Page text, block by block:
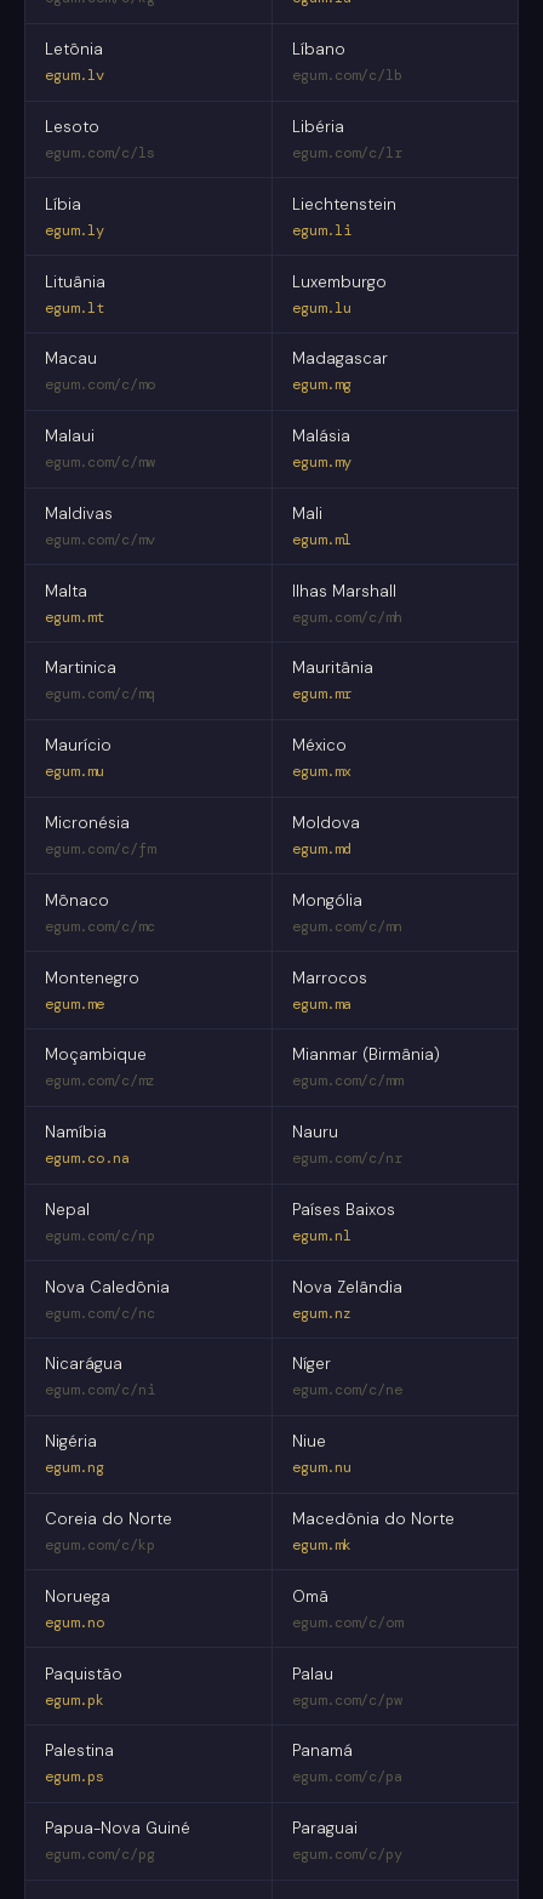
Letônia
egum.lv
Líbano
egum.com/c/lb
Lesoto
egum.com/c/ls
Libéria
egum.com/c/lr
Líbia
egum.ly
Liechtenstein
egum.li
Lituânia
egum.lt
Luxemburgo
egum.lu
Macau
egum.com/c/mo
Madagascar
egum.mg
Malaui
egum.com/c/mw
Malásia
egum.my
Maldivas
egum.com/c/mv
Mali
egum.ml
Malta
egum.mt
Ilhas Marshall
egum.com/c/mh
Martinica
egum.com/c/mq
Mauritânia
egum.mr
Maurício
egum.mu
México
egum.mx
Micronésia
egum.com/c/fm
Moldova
egum.md
Mônaco
egum.com/c/mc
Mongólia
egum.com/c/mn
Montenegro
egum.me
Marrocos
egum.ma
Moçambique
egum.com/c/mz
Mianmar (Birmânia)
egum.com/c/mm
Namíbia
egum.co.na
Nauru
egum.com/c/nr
Nepal
egum.com/c/np
Países Baixos
egum.nl
Nova Caledônia
egum.com/c/nc
Nova Zelândia
egum.nz
Nicarágua
egum.com/c/ni
Níger
egum.com/c/ne
Nigéria
egum.ng
Niue
egum.nu
Coreia do Norte
egum.com/c/kp
Macedônia do Norte
egum.mk
Noruega
egum.no
Omã
egum.com/c/om
Paquistão
egum.pk
Palau
egum.com/c/pw
Palestina
egum.ps
Panamá
egum.com/c/pa
Papua-Nova Guiné
egum.com/c/pg
Paraguai
egum.com/c/py